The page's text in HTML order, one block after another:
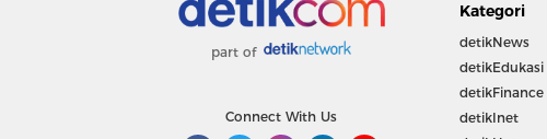
part of
Connect With Us
Kategori
detikNews
detikEdukasi
detikFinance
detikInet